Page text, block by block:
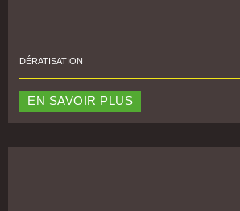
DÉRATISATION
EN SAVOIR PLUS